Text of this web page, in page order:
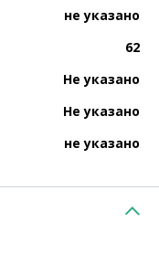
не указано
62
Не указано
Не указано
не указано